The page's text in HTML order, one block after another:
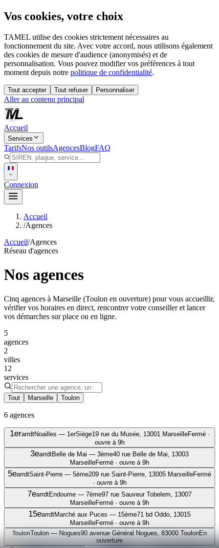
Vos cookies, votre choix
TAMEL utilise des cookies strictement nécessaires au
fonctionnement du site. Avec votre accord, nous utilisons également
des cookies de mesure d'audience (anonymisés) et de
personnalisation. Vous pouvez modifier vos préférences à tout
moment depuis notre politique de confidentialité.
Tout accepter Tout refuser Personnaliser
Aller au contenu principal
Accueil
Services
TarifsNos outilsAgencesBlogFAQ
Connexion
Accueil
/Agences
Accueil/Agences
Réseau d'agences
Nos agences
Cinq agences à Marseille (Toulon en ouverture) pour vous accueillir,
vérifier vos horaires en direct, rencontrer votre conseiller et lancer
vos démarches sur place ou en ligne.
5
agences
2
villes
12
services
Tout Marseille Toulon
6 agences
1erarrdtNoailles — 1erSiège19 rue du Musée, 13001 MarseilleFermé ·
ouvre à 9h
3earrdtBelle de Mai — 3ème40 rue Belle de Mai, 13003
MarseilleFermé · ouvre à 9h
5earrdtSaint-Pierre — 5ème209 rue Saint-Pierre, 13005 MarseilleFermé
· ouvre à 9h
7earrdtEndoume — 7ème97 rue Sauveur Tobelem, 13007
MarseilleFermé · ouvre à 9h
15earrdtMarché aux Puces — 15ème71 bd Oddo, 13015
MarseilleFermé · ouvre à 9h
ToulonToulon — Nogues90 avenue Général Nogues, 83000 ToulonEn
ouverture